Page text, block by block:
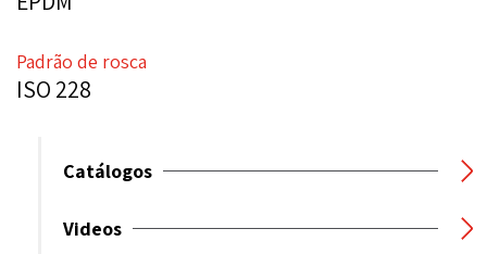
Padrão de rosca
ISO 228
Catálogos
Videos